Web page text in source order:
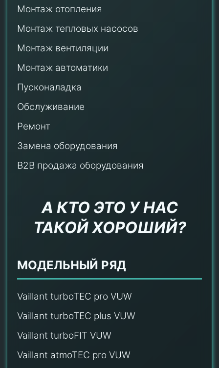
Монтаж отопления
Монтаж тепловых насосов
Монтаж вентиляции
Монтаж автоматики
Пусконаладка
Обслуживание
Ремонт
Замена оборудования
B2B продажа оборудования
А КТО ЭТО У НАС
ТАКОЙ ХОРОШИЙ?
МОДЕЛЬНЫЙ РЯД
Vaillant turboTEC pro VUW
Vaillant turboTEC plus VUW
Vaillant turboFIT VUW
Vaillant atmoTEC pro VUW